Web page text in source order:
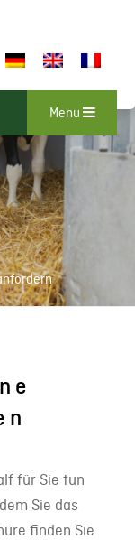
Menu
für Sie tun
Sie das
finden Sie